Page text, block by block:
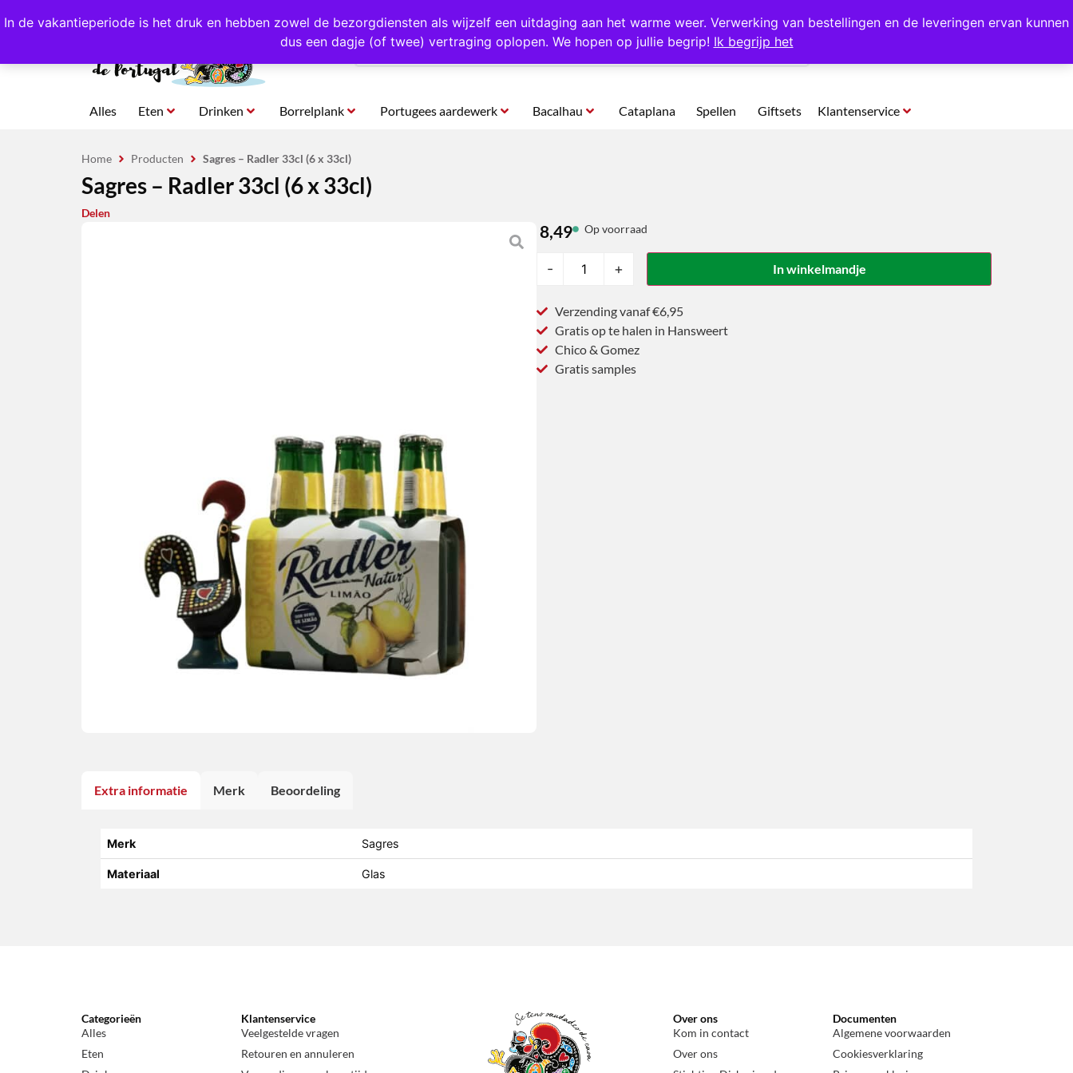
In de vakantieperiode is het druk en hebben zowel de bezorgdiensten als wijzelf een uitdaging aan het warme weer. Verwerking van bestellingen en de leveringen ervan kunnen
dus een dagje (of twee) vertraging oplopen. We hopen op jullie begrip! Ik begrijp het
4,8/5,0 sterren beoordeeld! Eigen import uit Portugal Altijd 1000 verschillende producten op voorraad Gratis op te halen in Hansweert
Alles Eten Drinken Borrelplank Portugees aardewerk Bacalhau Cataplana Spellen Giftsets Klantenservice
Home Producten Sagres – Radler 33cl (6 x 33cl)
Sagres – Radler 33cl (6 x 33cl)
Delen
8,49 Op voorraad
- + In winkelmandje
Verzending vanaf €6,95
Gratis op te halen in Hansweert
Chico & Gomez
Gratis samples
Extra informatie Merk Beoordeling
Merk Sagres
Materiaal Glas
Categorieën
Alles
Eten
Klantenservice
Veelgestelde vragen
Retouren en annuleren
Over ons
Kom in contact
Over ons
Documenten
Algemene voorwaarden
Cookiesverklaring